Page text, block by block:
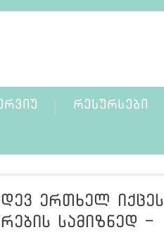
ᲠᲔᲡᲣᲠᲡᲔᲑᲘ
ერთხელ იქცეს
სამიზნედ -